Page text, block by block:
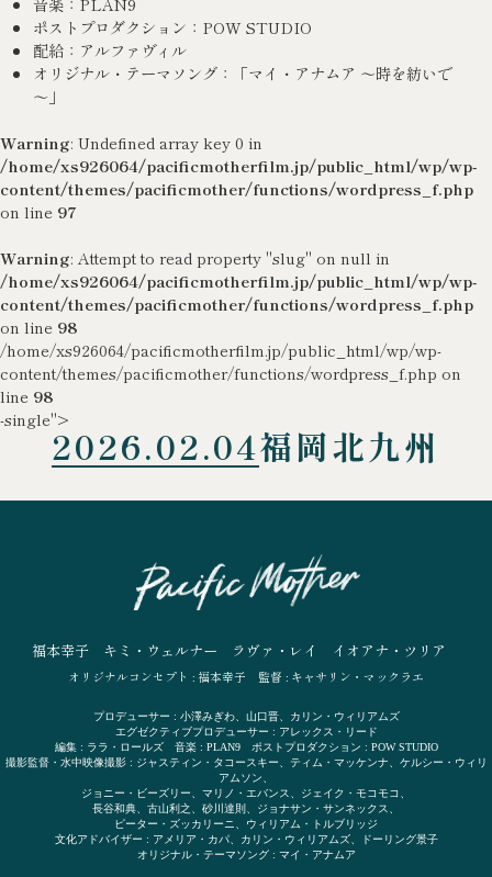
ポストプロダクション：POW STUDIO
配給：アルファヴィル
オリジナル・テーマソング：「マイ・アナムア ～時を紡いで
～」
Warning: Undefined array key 0 in
/home/xs926064/pacificmotherfilm.jp/public_html/wp/wp-
content/themes/pacificmother/functions/wordpress_f.php
on line 97
Warning: Attempt to read property "slug" on null in
/home/xs926064/pacificmotherfilm.jp/public_html/wp/wp-
content/themes/pacificmother/functions/wordpress_f.php
on line 98
/home/xs926064/pacificmotherfilm.jp/public_html/wp/wp-
content/themes/pacificmother/functions/wordpress_f.php on
line 98
-single">
2026.02.04福岡北九州
福本幸子 キミ・ウェルナー ラヴァ・レイ イオアナ・ツリア
オリジナルコンセプト : 福本幸子 監督 : キャサリン・マックラエ
プロデューサー : 小澤みぎわ、山口晋、カリン・ウィリアムズ
エグゼクティブプロデューサー : アレックス・リード
編集 : ララ・ロールズ 音楽 : PLAN9 ポストプロダクション : POW STUDIO
撮影監督・水中映像撮影 : ジャスティン・タコースキー、ティム・マッケンナ、ケルシー・ウィリ
アムソン、
ジョニー・ビーズリー、マリノ・エバンス、ジェイク・モコモコ、
長谷和典、古山利之、砂川達則、ジョナサン・サンネックス、
ピーター・ズッカリーニ、ウィリアム・トルブリッジ
文化アドバイザー : アメリア・カパ、カリン・ウィリアムズ、ドーリング景子
オリジナル・テーマソング : マイ・アナムア